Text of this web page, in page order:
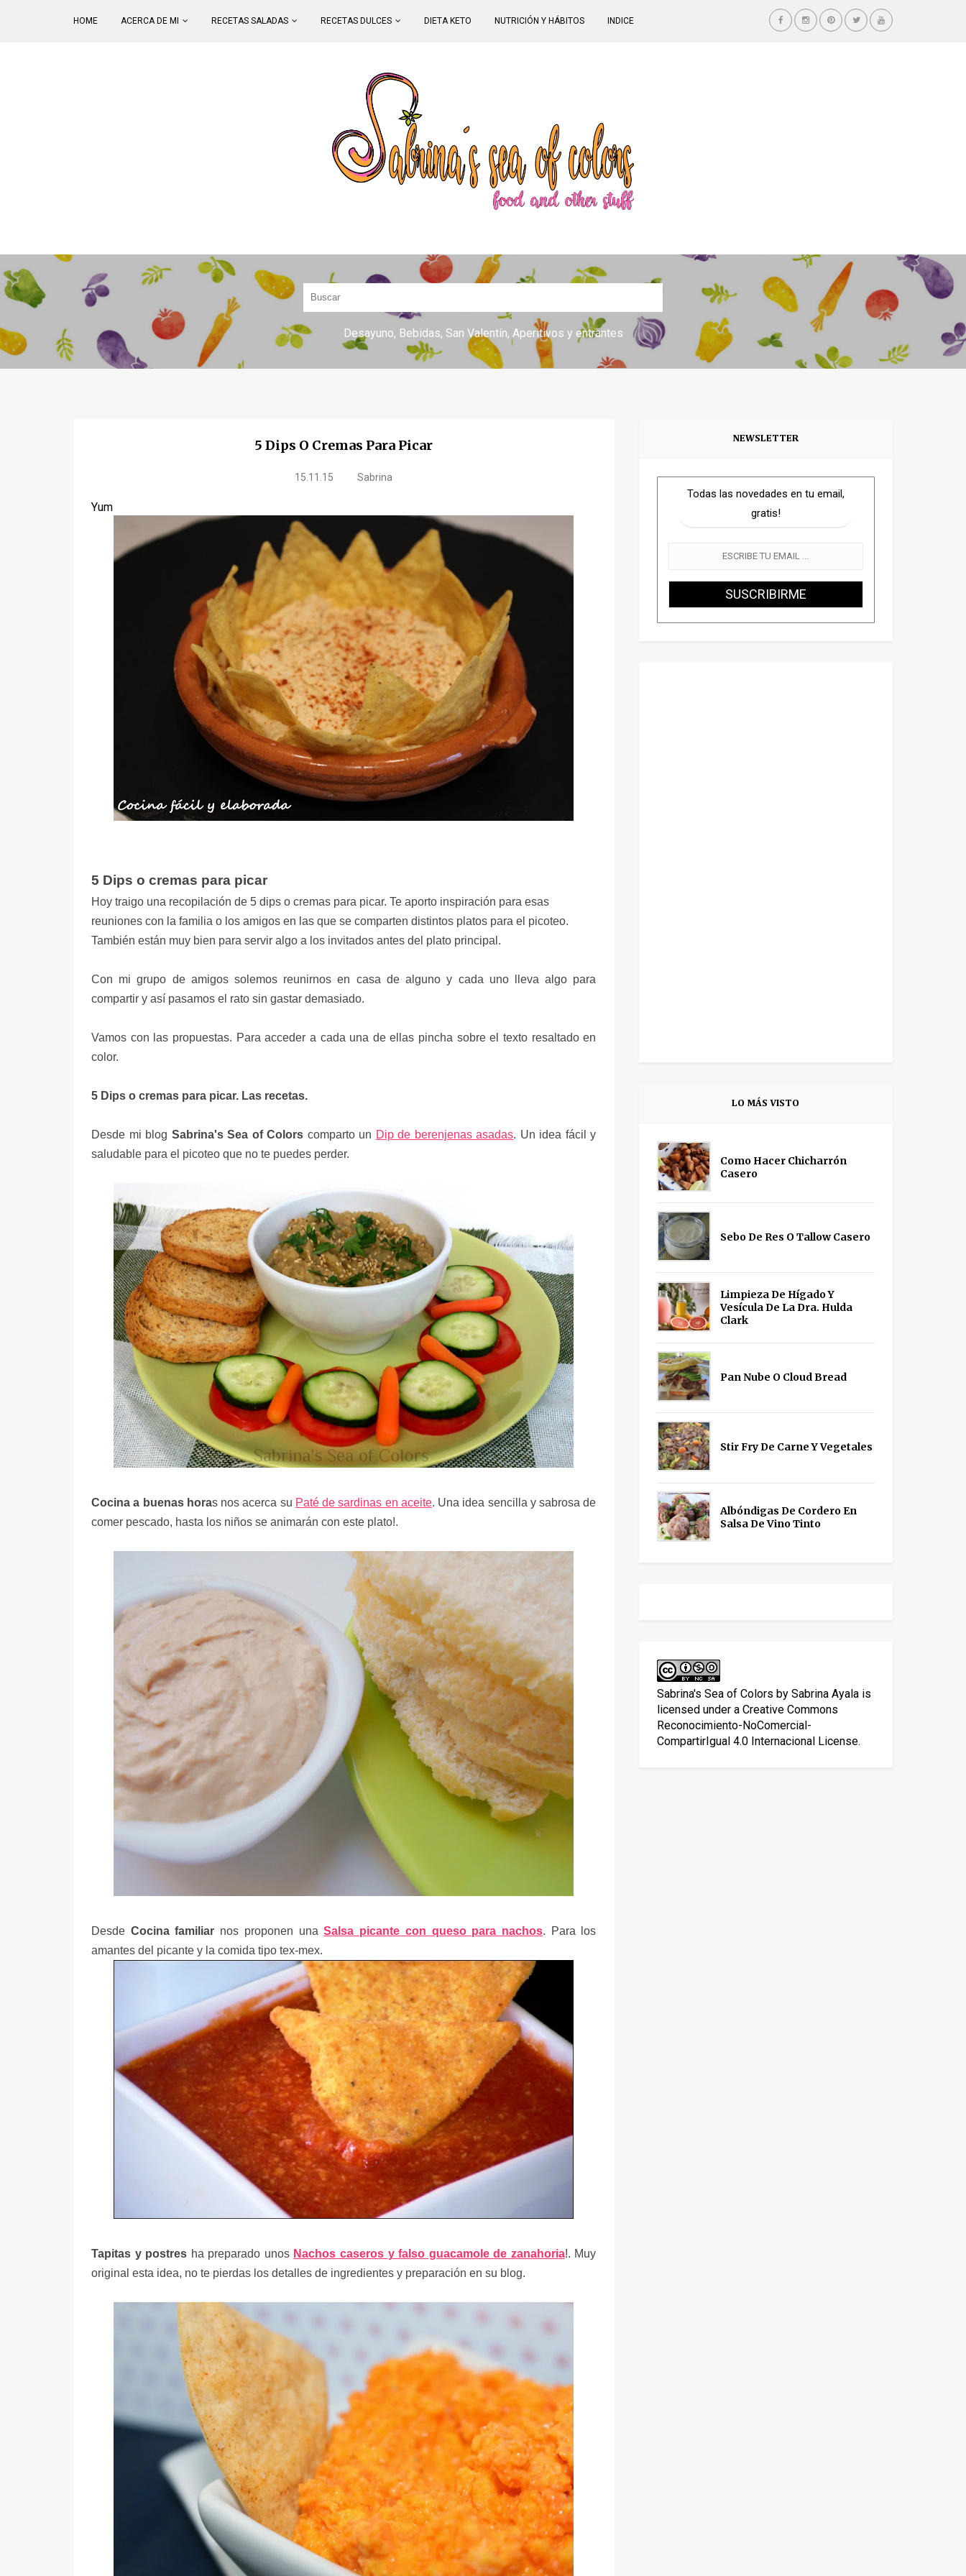
HOME ACERCA DE MI RECETAS SALADAS RECETAS DULCES DIETA KETO NUTRICIÓN Y HÁBITOS INDICE
Desayuno Bebidas San Valentín Aperitivos y entrantes
5 Dips O Cremas Para Picar
15.11.15 Sabrina
Yum
5 Dips o cremas para picar
Hoy traigo una recopilación de 5 dips o cremas para picar. Te aporto inspiración para esas
reuniones con la familia o los amigos en las que se comparten distintos platos para el picoteo.
También están muy bien para servir algo a los invitados antes del plato principal.
Con mi grupo de amigos solemos reunirnos en casa de alguno y cada uno lleva algo para
compartir y así pasamos el rato sin gastar demasiado.
Vamos con las propuestas. Para acceder a cada una de ellas pincha sobre el texto resaltado en
color.
5 Dips o cremas para picar. Las recetas.
Desde mi blog Sabrina's Sea of Colors comparto un Dip de berenjenas asadas. Un idea fácil y
saludable para el picoteo que no te puedes perder.
Cocina a buenas horas nos acerca su Paté de sardinas en aceite. Una idea sencilla y sabrosa de
comer pescado, hasta los niños se animarán con este plato!.
Desde Cocina familiar nos proponen unaSalsa picante con queso para nachos. Para los
amantes del picante y la comida tipo tex-mex.
Tapitas y postres ha preparado unos Nachos caseros y falso guacamole de zanahoria!. Muy
original esta idea, no te pierdas los detalles de ingredientes y preparación en su blog.
NEWSLETTER
Todas las novedades en tu email,
gratis!
LO MÁS VISTO
Como Hacer Chicharrón
Casero
Sebo De Res O Tallow Casero
Limpieza De Hígado Y
Vesícula De La Dra. Hulda
Clark
Pan Nube O Cloud Bread
Stir Fry De Carne Y Vegetales
Albóndigas De Cordero En
Salsa De Vino Tinto
Sabrina's Sea of Colors by Sabrina Ayalais
licensed under a Creative Commons
Reconocimiento-NoComercial-
CompartirIgual 4.0 Internacional License.